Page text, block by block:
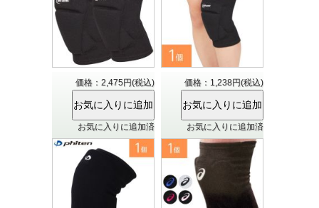
価格：2,475円(税込)
お気に入りに追加済
価格：1,238円(税込)
お気に入りに追加済